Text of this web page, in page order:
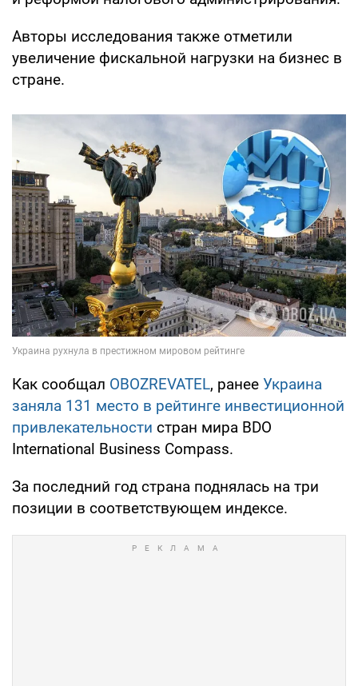
Авторы исследования также отметили
увеличение фискальной нагрузки на бизнес в
стране.
Как сообщал OBOZREVATEL, ранее Украина
заняла 131 место в рейтинге инвестиционной
привлекательности стран мира BDO
International Business Compass.
За последний год страна поднялась на три
позиции в соответствующем индексе.